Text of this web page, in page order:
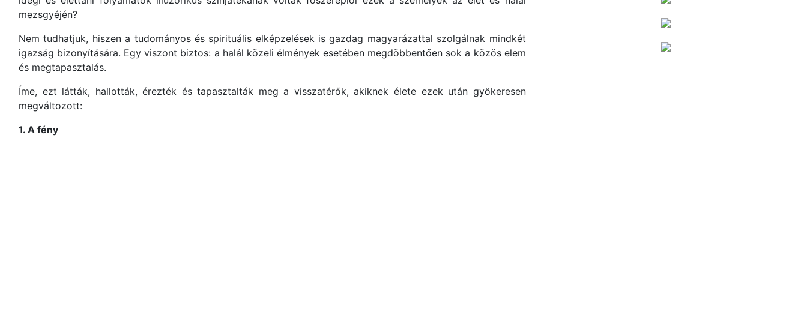
mezsgyéjén?
Nem tudhatjuk, hiszen a tudományos és spirituális elképzelések is gazdag magyarázattal szolgálnak mindkét
igazság bizonyítására. Egy viszont biztos: a halál közeli élmények esetében megdöbbentően sok a közös elem
és megtapasztalás.
Íme, ezt látták, hallották, érezték és tapasztalták meg a visszatérők, akiknek élete ezek után gyökeresen
megváltozott:
1. A fény